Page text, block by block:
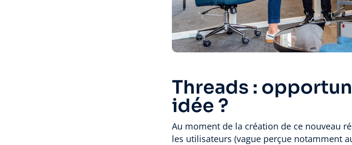
Threads :
idée ?
Au moment de la création de ce nouveau
les utilisateurs (vague perçue notamment